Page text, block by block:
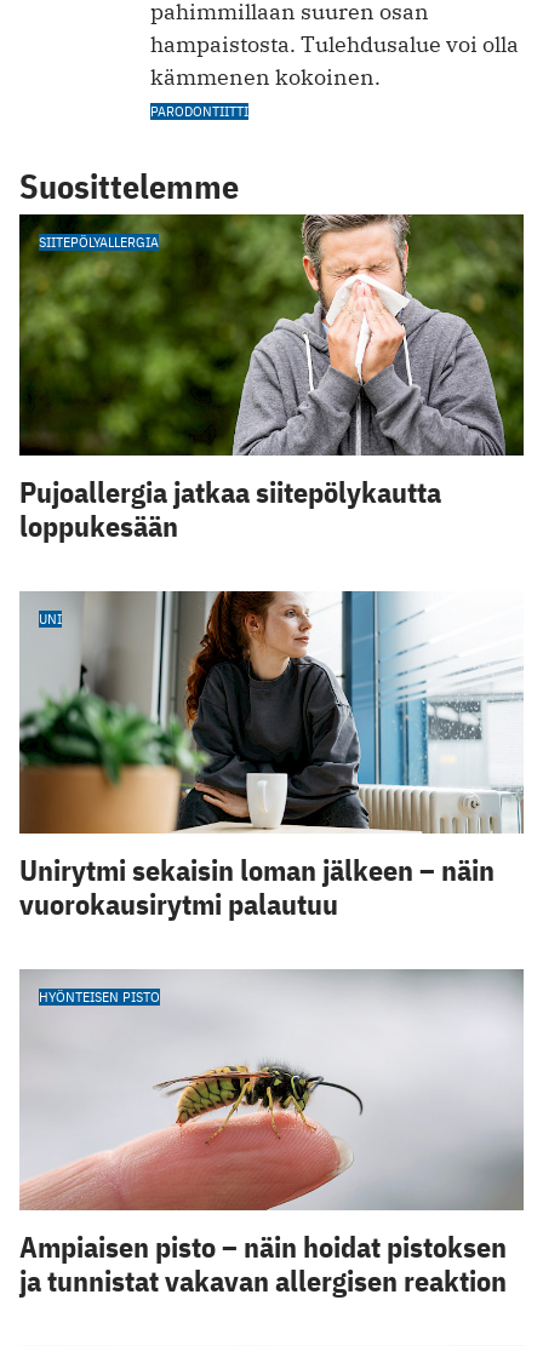
pahimmillaan suuren osan
hampaistosta. Tulehdusalue voi olla
kämmenen kokoinen.
PARODONTIITTI
Suosittelemme
SIITEPÖLYALLERGIA
Pujoallergia jatkaa siitepölykautta
loppukesään
UNI
Unirytmi sekaisin loman jälkeen – näin
vuorokausirytmi palautuu
HYÖNTEISEN PISTO
Ampiaisen pisto – näin hoidat pistoksen
ja tunnistat vakavan allergisen reaktion